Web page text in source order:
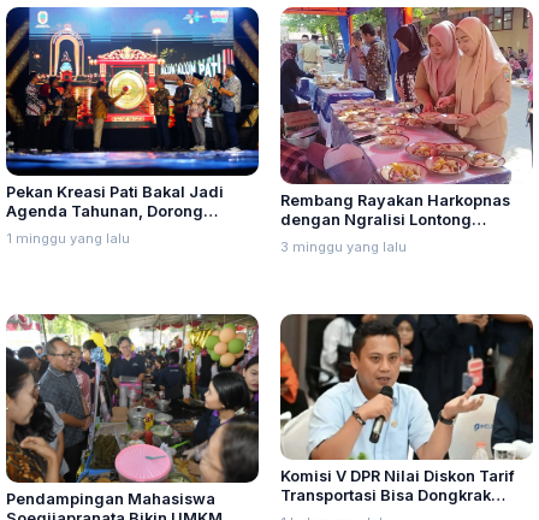
Pekan Kreasi Pati Bakal Jadi
Agenda Tahunan, Dorong
Promosi UMKM hingga
Pariwisata
1 minggu yang lalu
Rembang Rayakan Harkopnas
dengan Ngralisi Lontong
Tuyuhan
3 minggu yang lalu
Pendampingan Mahasiswa
Komisi V DPR Nilai Diskon Tarif
Transportasi Bisa Dongkrak
Ekonomi Daerah dan UMKM